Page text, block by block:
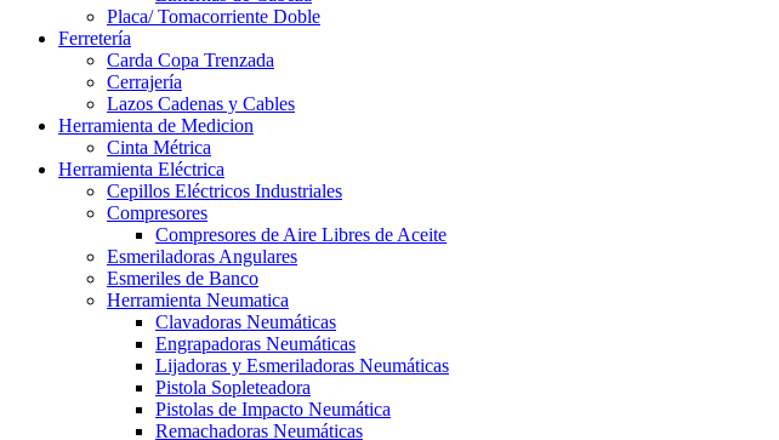
Placa/ Tomacorriente Doble
Ferretería
Carda Copa Trenzada
Cerrajería
Lazos Cadenas y Cables
Herramienta de Medicion
Cinta Métrica
Herramienta Eléctrica
Cepillos Eléctricos Industriales
Compresores
Compresores de Aire Libres de Aceite
Esmeriladoras Angulares
Esmeriles de Banco
Herramienta Neumatica
Clavadoras Neumáticas
Engrapadoras Neumáticas
Lijadoras y Esmeriladoras Neumáticas
Pistola Sopleteadora
Pistolas de Impacto Neumática
Remachadoras Neumáticas